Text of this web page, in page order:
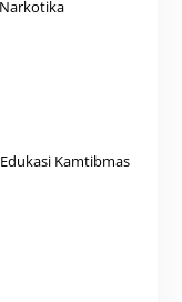
Kamtibmas